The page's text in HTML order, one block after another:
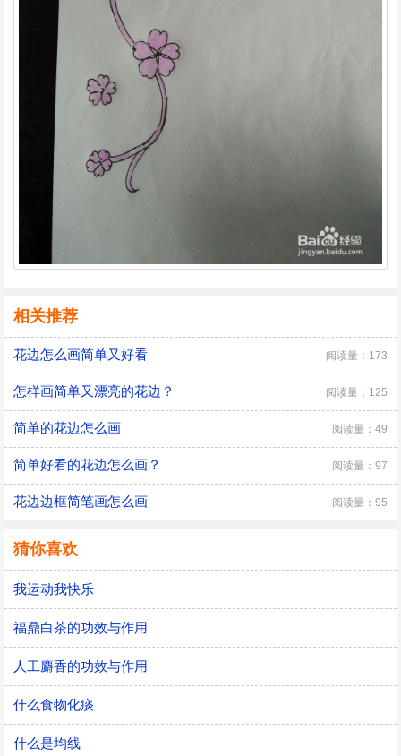
相关推荐
花边怎么画简单又好看 阅读量：173
怎样画简单又漂亮的花边？ 阅读量：125
简单的花边怎么画 阅读量：49
简单好看的花边怎么画？ 阅读量：97
花边边框简笔画怎么画 阅读量：95
猜你喜欢
我运动我快乐
福鼎白茶的功效与作用
人工麝香的功效与作用
什么食物化痰
什么是均线